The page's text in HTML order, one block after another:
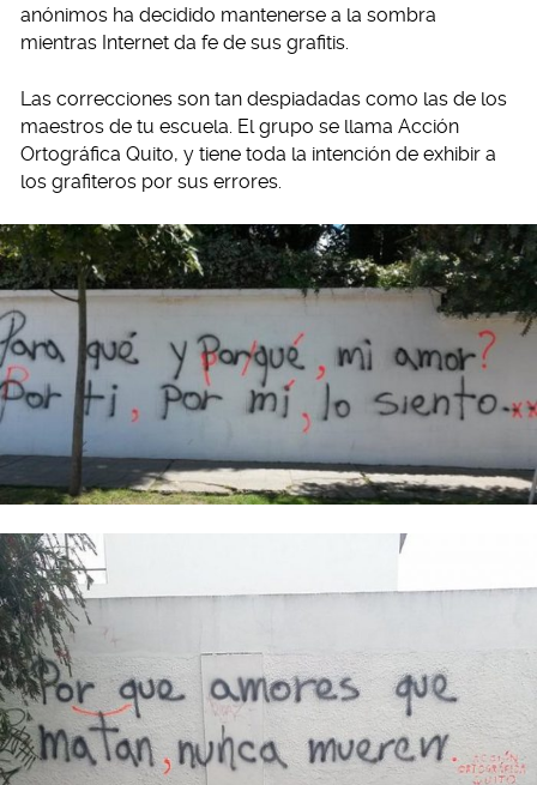
anónimos ha decidido mantenerse a la sombra
mientras Internet da fe de sus grafitis.
Las correcciones son tan despiadadas como las de los
maestros de tu escuela. El grupo se llama Acción
Ortográfica Quito, y tiene toda la intención de exhibir a
los grafiteros por sus errores.